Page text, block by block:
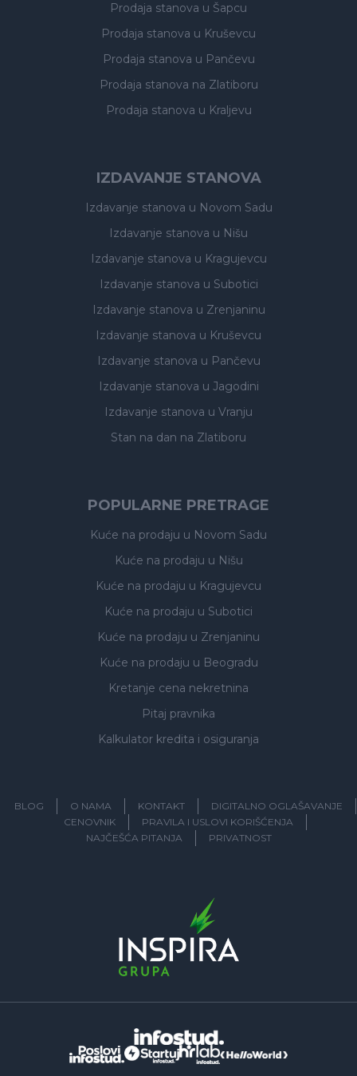
Prodaja stanova u Šapcu
Prodaja stanova u Kruševcu
Prodaja stanova u Pančevu
Prodaja stanova na Zlatiboru
Prodaja stanova u Kraljevu
IZDAVANJE STANOVA
Izdavanje stanova u Novom Sadu
Izdavanje stanova u Nišu
Izdavanje stanova u Kragujevcu
Izdavanje stanova u Subotici
Izdavanje stanova u Zrenjaninu
Izdavanje stanova u Kruševcu
Izdavanje stanova u Pančevu
Izdavanje stanova u Jagodini
Izdavanje stanova u Vranju
Stan na dan na Zlatiboru
POPULARNE PRETRAGE
Kuće na prodaju u Novom Sadu
Kuće na prodaju u Nišu
Kuće na prodaju u Kragujevcu
Kuće na prodaju u Subotici
Kuće na prodaju u Zrenjaninu
Kuće na prodaju u Beogradu
Kretanje cena nekretnina
Pitaj pravnika
Kalkulator kredita i osiguranja
BLOG O NAMA KONTAKT
DIGITALNO OGLAŠAVANJE
CENOVNIK
PRAVILA I USLOVI KORIŠĆENJA
NAJČEŠĆA PITANJA
PRIVATNOST